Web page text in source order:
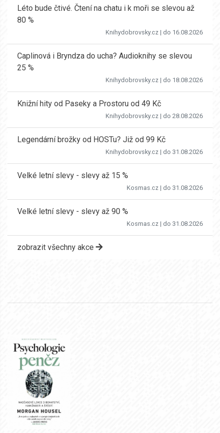
Léto bude čtivé. Čtení na chatu i k moři se slevou až
80 %
Knihydobrovsky.cz | do 16.08.2026
Caplinová i Bryndza do ucha? Audioknihy se slevou
25 %
Knihydobrovsky.cz | do 18.08.2026
Knižní hity od Paseky a Prostoru od 49 Kč
Knihydobrovsky.cz | do 28.08.2026
Legendární brožky od HOSTu? Již od 99 Kč
Knihydobrovsky.cz | do 31.08.2026
Velké letní slevy - slevy až 15 %
Kosmas.cz | do 31.08.2026
Velké letní slevy - slevy až 90 %
Kosmas.cz | do 31.08.2026
zobrazit všechny akce